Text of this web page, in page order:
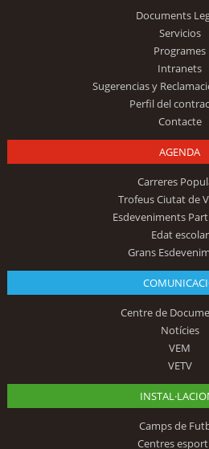
Documents
Servicios
Programes
Intranets
Sugerencias y
Perfil del
Contacte
AGENDA
Carreres
Trofeus Ciutat de
Esdeveniments
Edat escolar
Grans
Centre de
Notícies
VEM
VETV
Camps de
Centres